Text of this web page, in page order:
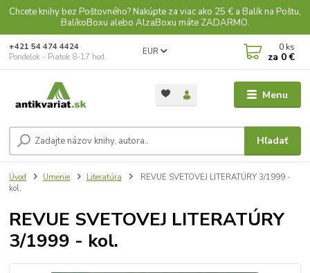
Chcete knihy bez Poštovného? Nakúpte za viac ako 25 € a Balík na Poštu,
BalíkoBoxu alebo AlzaBoxu máte ZADARMO.
Menu
EUR
Hľadať
+421 54 474 4424
Pondelok - Piatok 8-17 hod.
0 ks
za 0 €
Úvod Umenie Literatúra
REVUE SVETOVEJ LITERATÚRY 3/1999 -
kol.
REVUE SVETOVEJ LITERATÚRY
3/1999 - kol.